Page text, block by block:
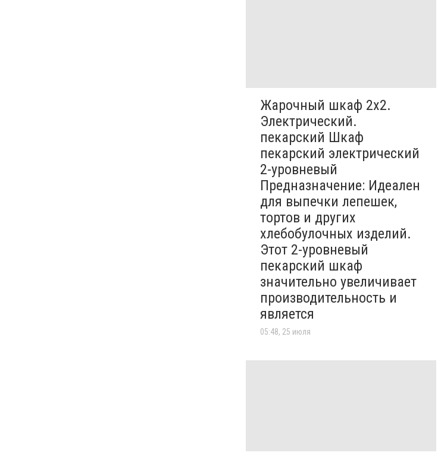
Жарочный шкаф 2х2.
Электрический.
пекарский Шкаф
пекарский электрический
2-уровневый
Предназначение: Идеален
для выпечки лепешек,
тортов и других
хлебобулочных изделий.
Этот 2-уровневый
пекарский шкаф
значительно увеличивает
производительность и
является
05:48, 25 июля